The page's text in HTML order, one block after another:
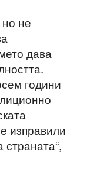
не
дава
години
изправили